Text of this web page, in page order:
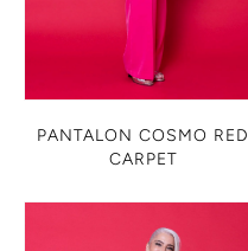
PANTALON COSMO RED
CARPET